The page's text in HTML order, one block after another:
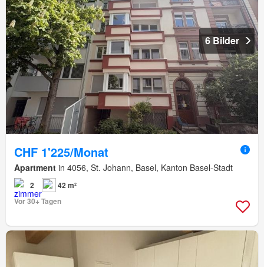
6 Bilder
CHF 1'225/Monat
Apartment in 4056, St. Johann, Basel, Kanton Basel-Stadt
2
42 m²
Vor 30+ Tagen